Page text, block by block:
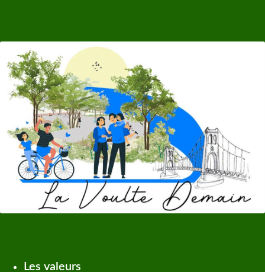
Les valeurs